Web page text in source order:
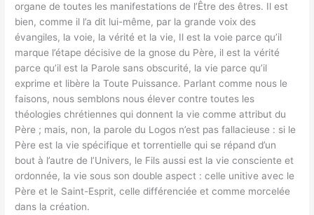
organe de toutes les manifestations de l’Être des êtres. Il est
bien, comme il l’a dit lui-même, par la grande voix des
évangiles, la voie, la vérité et la vie, Il est la voie parce qu’il
marque l’étape décisive de la gnose du Père, il est la vérité
parce qu’il est la Parole sans obscurité, la vie parce qu’il
exprime et libère la Toute Puissance. Parlant comme nous le
faisons, nous semblons nous élever contre toutes les
théologies chrétiennes qui donnent la vie comme attribut du
Père ; mais, non, la parole du Logos n’est pas fallacieuse : si le
Père est la vie spécifique et torrentielle qui se répand d’un
bout à l’autre de l’Univers, le Fils aussi est la vie consciente et
ordonnée, la vie sous son double aspect : celle unitive avec le
Père et le Saint-Esprit, celle différenciée et comme morcelée
dans la création.